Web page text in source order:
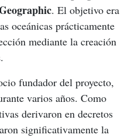
. El objetivo era
oceánicas prácticamente
mediante la creación
fundador del proyecto,
varios años. Como
derivaron en decretos
significativamente la